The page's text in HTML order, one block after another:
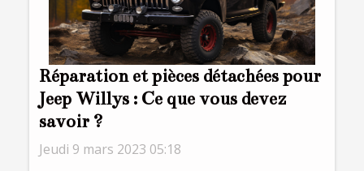
Réparation et pièces détachées pour
Jeep Willys : Ce que vous devez
savoir ?
Jeudi 9 mars 2023 05:18